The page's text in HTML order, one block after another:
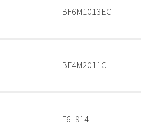
BF6M1013EC
BF4M2011C
F6L914